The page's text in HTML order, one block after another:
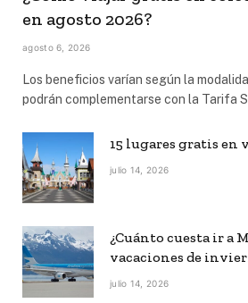
en agosto 2026?
agosto 6, 2026
Los beneficios varían según la
podrán complementarse con la Tarifa
15 lugares gratis en
julio 14, 2026
¿Cuánto cuesta ir a
vacaciones de
julio 14, 2026